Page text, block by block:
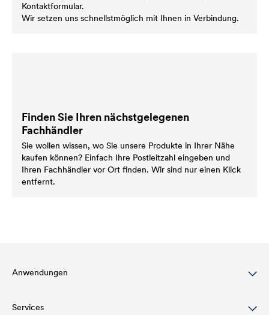
Kontaktformular.
Wir setzen uns schnellstmöglich mit Ihnen in Verbindung.
Finden Sie Ihren nächstgelegenen
Fachhändler
Sie wollen wissen, wo Sie unsere Produkte in Ihrer Nähe
kaufen können? Einfach Ihre Postleitzahl eingeben und
Ihren Fachhändler vor Ort finden. Wir sind nur einen Klick
entfernt.
Anwendungen
Dachbeschichtung
Services